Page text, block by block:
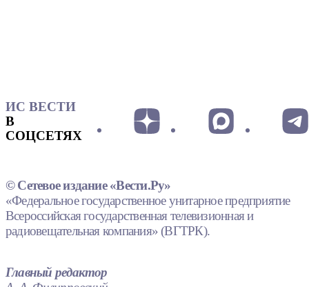
ИС ВЕСТИ
В
СОЦСЕТЯХ
© Сетевое издание «Вести.Ру»
«Федеральное государственное унитарное предприятие
Всероссийская государственная телевизионная и
радиовещательная компания» (ВГТРК).
Главный редактор